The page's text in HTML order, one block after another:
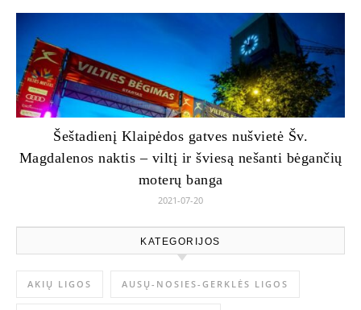
Šeštadienį Klaipėdos gatves nušvietė Šv.
Magdalenos naktis – viltį ir šviesą nešanti bėgančių
moterų banga
2021-07-20
KATEGORIJOS
AKIŲ LIGOS AUSŲ-NOSIES-GERKLĖS LIGOS